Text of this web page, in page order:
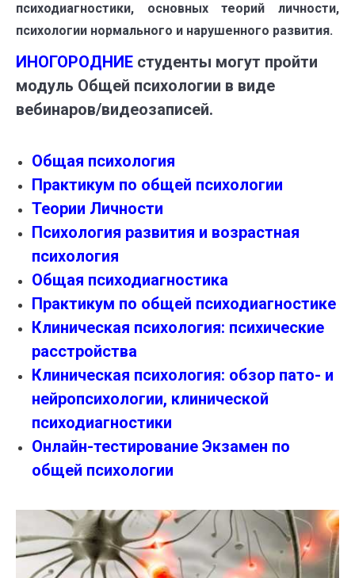
психодиагностики, основных теорий личности,
психологии нормального и нарушенного развития.
ИНОГОРОДНИЕ студенты могут пройти
модуль Общей психологии в виде
вебинаров/видеозаписей.
Общая психология
Практикум по общей психологии
Теории Личности
Психология развития и возрастная
психология
Общая психодиагностика
Практикум по общей психодиагностике
Клиническая психология: психические
расстройства
Клиническая психология: обзор пато- и
нейропсихологии, клинической
психодиагностики
Онлайн-тестирование Экзамен по
общей психологии